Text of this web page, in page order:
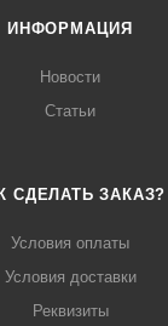
ИНФОРМАЦИЯ
Новости
Статьи
СДЕЛАТЬ ЗАКАЗ?
Условия оплаты
Условия доставки
Реквизиты